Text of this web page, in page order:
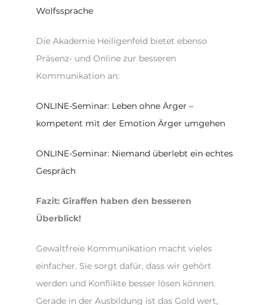
Wolfssprache
Die Akademie Heiligenfeld bietet ebenso
Präsenz- und Online zur besseren
Kommunikation an:
ONLINE-Seminar: Leben ohne Ärger –
kompetent mit der Emotion Ärger umgehen
ONLINE-Seminar: Niemand überlebt ein echtes
Gespräch
Fazit: Giraffen haben den besseren
Überblick!
Gewaltfreie Kommunikation macht vieles
einfacher. Sie sorgt dafür, dass wir gehört
werden und Konflikte besser lösen können.
Gerade in der Ausbildung ist das Gold wert,